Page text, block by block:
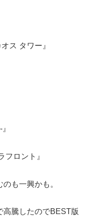
ス タワー』
フロント』
も一興かも。
高騰したのでBEST版